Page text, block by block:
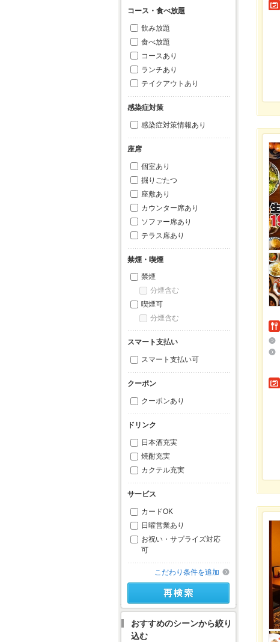
コース・食べ放題
飲み放題
食べ放題
コースあり
ランチあり
テイクアウトあり
感染症対策
感染症対策情報あり
座席
個室あり
掘りごたつ
座敷あり
カウンター席あり
ソファー席あり
テラス席あり
禁煙・喫煙
禁煙
分煙含む
喫煙可
分煙含む
スマート支払い
スマート支払い可
クーポン
クーポンあり
ドリンク
日本酒充実
焼酎充実
カクテル充実
サービス
カードOK
日曜営業あり
お祝い・サプライズ対応
可
こだわり条件を追加
おすすめのシーンから絞り
込む